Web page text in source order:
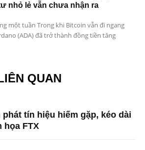
nhỏ lẻ vẫn chưa nhận ra
một tuần Trong khi Bitcoin vẫn đi ngang
(ADA) đã trở thành đồng tiền tăng
QUAN
tín hiệu hiếm gặp, kéo dài
họa FTX